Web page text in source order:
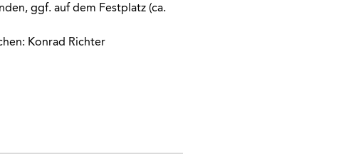
ggf. auf dem Festplatz (ca.
Konrad Richter